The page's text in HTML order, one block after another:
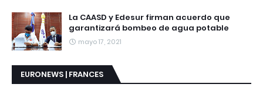
La CAASD y Edesur firman acuerdo que
garantizará bombeo de agua potable
mayo 17, 2021
EURONEWS | FRANCES